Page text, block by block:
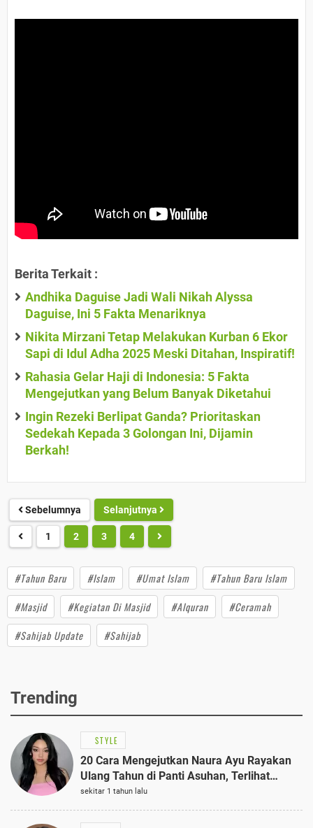
Berita Terkait :
Andhika Daguise Jadi Wali Nikah Alyssa
Daguise, Ini 5 Fakta Menariknya
Nikita Mirzani Tetap Melakukan Kurban 6 Ekor
Sapi di Idul Adha 2025 Meski Ditahan, Inspiratif!
Rahasia Gelar Haji di Indonesia: 5 Fakta
Mengejutkan yang Belum Banyak Diketahui
Ingin Rezeki Berlipat Ganda? Prioritaskan
Sedekah Kepada 3 Golongan Ini, Dijamin
Berkah!
Sebelumnya Selanjutnya
1 2 3 4
#Tahun Baru #Islam #Umat Islam
#Tahun Baru Islam
#Masjid
#Kegiatan Di Masjid #Alquran
#Ceramah
#Sahijab Update
#Sahijab
Trending
STYLE
20 Cara Mengejutkan Naura Ayu Rayakan
Ulang Tahun di Panti Asuhan, Terlihat
Anggun dengan Kaftan Cokelat
sekitar 1 tahun lalu